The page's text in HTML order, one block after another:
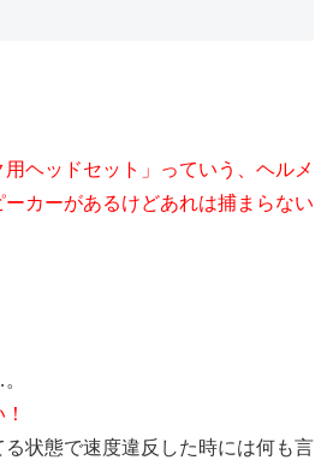
ヘッドセット」っていう、ヘルメ
カーがあるけどあれは捕まらない
状態で速度違反した時には何も言